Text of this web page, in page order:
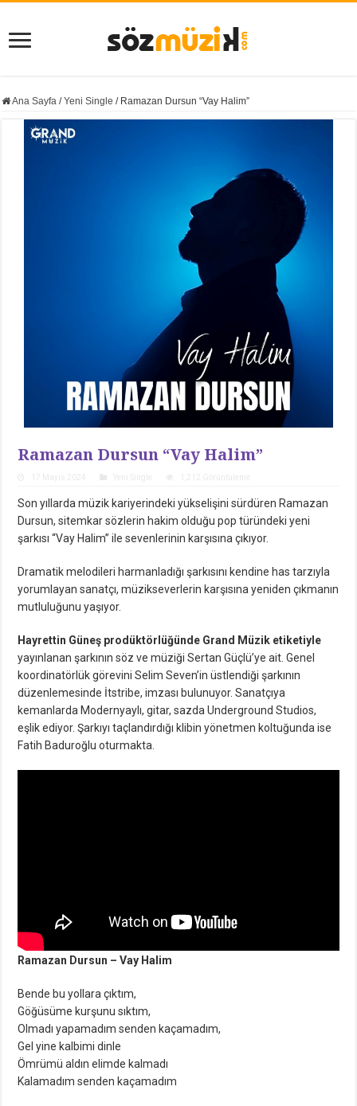
Ana Sayfa / Yeni Single / Ramazan Dursun “Vay Halim”
Ramazan Dursun “Vay Halim”
Son yıllarda müzik kariyerindeki yükselişini sürdüren Ramazan
Dursun, sitemkar sözlerin hakim olduğu pop türündeki yeni
şarkısı “Vay Halim” ile sevenlerinin karşısına çıkıyor.
Dramatik melodileri harmanladığı şarkısını kendine has tarzıyla
yorumlayan sanatçı, müzikseverlerin karşısına yeniden çıkmanın
mutluluğunu yaşıyor.
Hayrettin Güneş prodüktörlüğünde Grand Müzik etiketiyle
yayınlanan şarkının söz ve müziği Sertan Güçlü’ye ait. Genel
koordinatörlük görevini Selim Seven’in üstlendiği şarkının
düzenlemesinde İtstribe, imzası bulunuyor. Sanatçıya
kemanlarda Modernyaylı, gitar, sazda Underground Studios,
eşlik ediyor. Şarkıyı taçlandırdığı klibin yönetmen koltuğunda ise
Fatih Baduroğlu oturmakta.
Ramazan Dursun – Vay Halim
Bende bu yollara çıktım,
Göğüsüme kurşunu sıktım,
Olmadı yapamadım senden kaçamadım,
Gel yine kalbimi dinle
Ömrümü aldın elimde kalmadı
Kalamadım senden kaçamadım